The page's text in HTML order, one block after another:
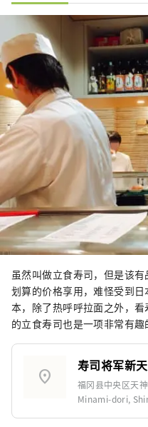
虽然叫做立食寿司，但是该
划算的价格享用，难怪受到
本，除了热呼呼拉面之外，
的立食寿司也是一项非常有趣
location_on
寿司将军新
福冈县中央区天
Minami-dori,